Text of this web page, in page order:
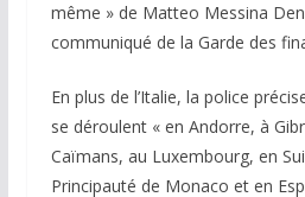
même » de Matteo Messina
communiqué de la Garde des
En plus de l’Italie, la police
se déroulent « en Andorre, à
Caïmans, au Luxembourg, en
Principauté de Monaco et en